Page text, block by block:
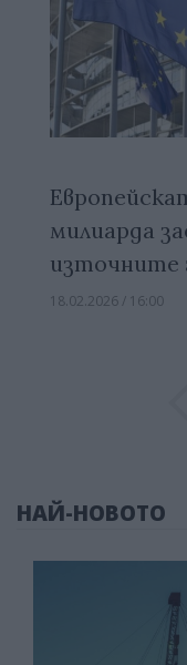
милиарда
източните
18.02.2026 / 16:00
НАЙ-НОВОТО